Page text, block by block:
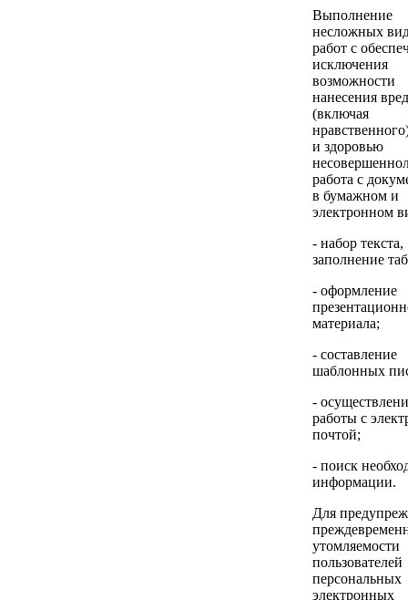
Выполнение
несложных
работ с
исключения
возможности
нанесения
(включая
и здоровью
работа с
в бумажном и
электронном
- набор текста,
заполнение
- оформление
материала;
- составление
шаблонных
-
работы с
почтой;
- поиск
информации.
Для
утомляемости
пользователей
персональных
электронных